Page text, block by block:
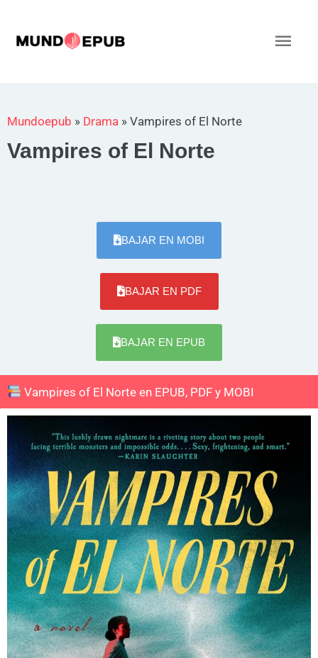
contenido
Mundoepub » Drama » Vampires of El Norte
Vampires of El Norte
BAJAR EN MOBI
BAJAR EN PDF
BAJAR EN EPUB
Vampires of El Norte en EPUB, PDF y MOBI